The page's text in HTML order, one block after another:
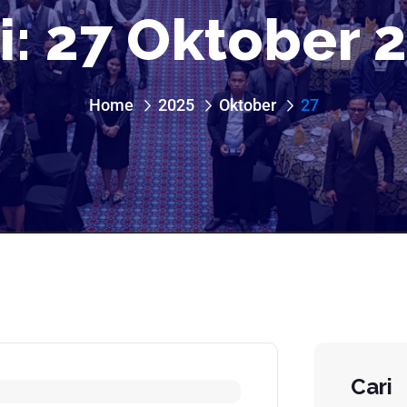
27 Oktober
Home 2025 Oktober 27
Cari